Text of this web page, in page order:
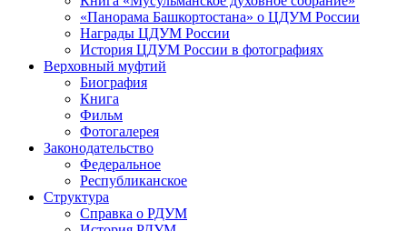
«Панорама Башкортостана» о ЦДУМ России
Награды ЦДУМ России
История ЦДУМ России в фотографиях
Верховный муфтий
Биография
Книга
Фильм
Фотогалерея
Законодательство
Федеральное
Республиканское
Структура
Справка о РДУМ